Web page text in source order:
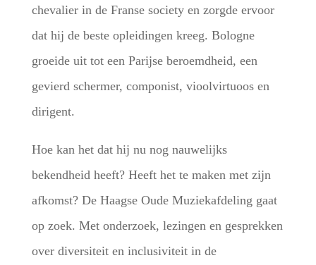
chevalier in de Franse society en zorgde ervoor
dat hij de beste opleidingen kreeg. Bologne
groeide uit tot een Parijse beroemdheid, een
gevierd schermer, componist, vioolvirtuoos en
dirigent.
Hoe kan het dat hij nu nog nauwelijks
bekendheid heeft? Heeft het te maken met zijn
afkomst? De Haagse Oude Muziekafdeling gaat
op zoek. Met onderzoek, lezingen en gesprekken
over diversiteit en inclusiviteit in de